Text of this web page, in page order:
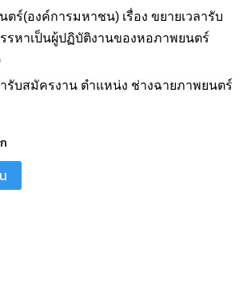
ร์(องค์การมหาชน) เรื่อง ขยายเวลารับ
รหาเป็นผู้ปฏิบัติงานของหอภาพยนตร์
รับสมัครงาน ตำแหน่ง ช่างฉายภาพยนตร์